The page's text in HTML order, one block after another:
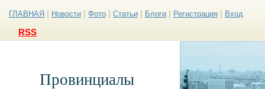
ГЛАВНАЯ Новости Фото Статьи Блоги Регистрация Вход
RSS
Провинциалы